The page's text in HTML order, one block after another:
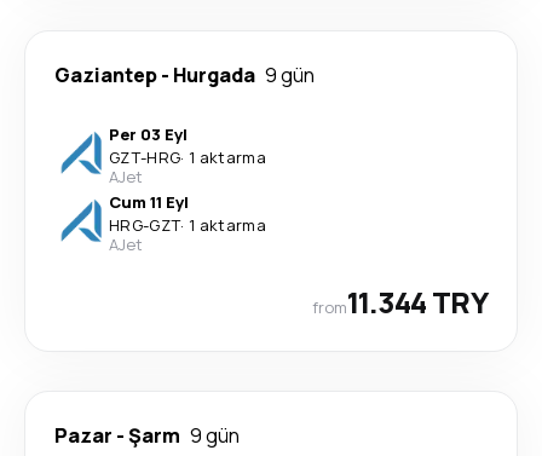
Gaziantep- Hurgada 9 gün
Per 03 Eyl
GZT-HRG· 1 aktarma
AJet
Cum 11 Eyl
HRG-GZT· 1 aktarma
AJet
from11.344 TRY
Pazar -Şarm 9 gün